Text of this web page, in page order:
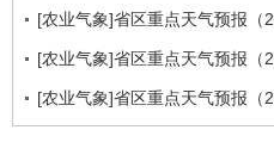
[农业气象]省区重点天气预报（
[农业气象]省区重点天气预报（
[农业气象]省区重点天气预报（